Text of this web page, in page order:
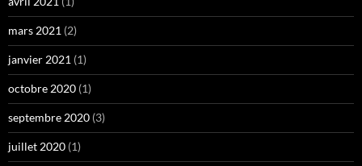
mars 2021 (2)
janvier 2021 (1)
octobre 2020 (1)
septembre 2020 (3)
juillet 2020 (1)